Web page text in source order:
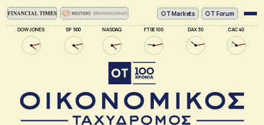
DOW JONES SP 500 NASDAQ FTSE 100 DAX 30 CAC 40
ΟΤ Markets OT Forum